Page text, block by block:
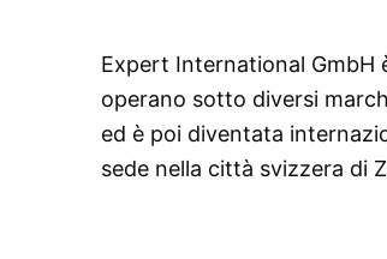
Expert International GmbH
operano sotto diversi
ed è poi diventata
sede nella città svizzera di